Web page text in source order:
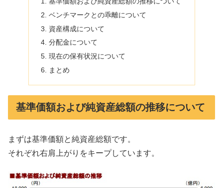
ベンチマークとの乖離について
資産構成について
分配金について
現在の保有状況について
まとめ
基準価額および純資産総額の推移について
まずは基準価額と純資産総額です。
それぞれ右肩上がりをキープしています。